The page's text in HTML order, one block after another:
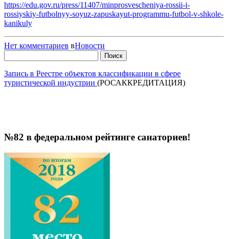
https://edu.gov.ru/press/11407/minprosvescheniya-rossii-i-
rossiyskiy-futbolnyy-soyuz-zapuskayut-programmu-futbol-v-shkole-
kanikuly
Нет комментариев вНовости
Запись в Реестре объектов классификации в сфере
туристической индустрии (РОСАККРЕДИТАЦИЯ)
№82 в федеральном рейтинге санаториев!